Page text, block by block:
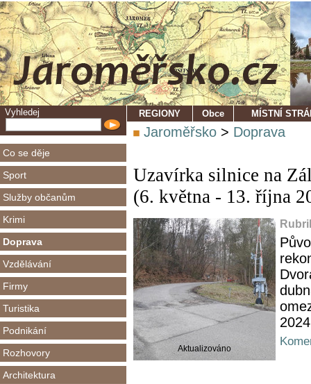
Vyhledej
Co se děje
Sport
Služby občanům
Krimi
Doprava
Vzdělávání
Firmy
Turistika
Podnikání
Rozhovory
Architektura
REGIONY Obce MÍSTNÍ
Jaroměřsko > Doprava
Uzavírka silnice na
(6. května - 13. října
Aktualizováno